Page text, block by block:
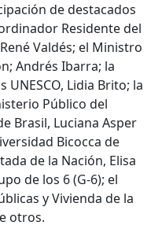
de destacados
Residente del
Valdés; el Ministro
Andrés Ibarra; la
UNESCO, Lidia Brito; la
Público del
Brasil, Luciana Asper
Bicocca de
de la Nación, Elisa
de los 6 (G-6); el
y Vivienda de la
otros.